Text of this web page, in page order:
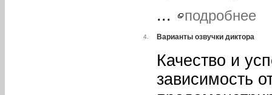
...
подробнее
4. Варианты озвучки диктора
Качество и
зависимость